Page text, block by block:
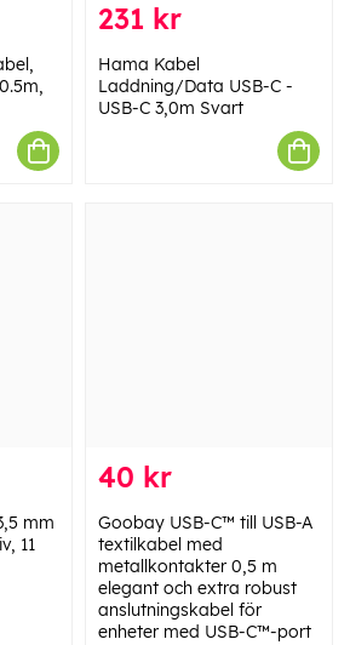
231 kr
Hama Kabel
Laddning/Data USB-C -
USB-C 3,0m Svart
mm
11
40 kr
Goobay USB-C™ till USB-A
textilkabel med
metallkontakter 0,5 m
elegant och extra robust
anslutningskabel för
enheter med USB-C™-port